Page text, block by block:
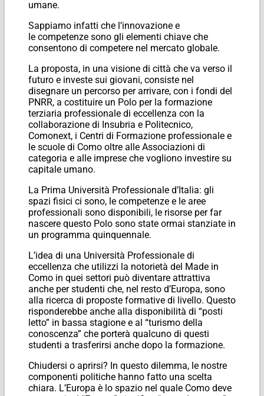
umane.
Sappiamo infatti che l’innovazione e
le competenze sono gli elementi chiave che
consentono di competere nel mercato globale.
La proposta, in una visione di città che va verso il
futuro e investe sui giovani, consiste nel
disegnare un percorso per arrivare, con i fondi del
PNRR, a costituire un Polo per la formazione
terziaria professionale di eccellenza con la
collaborazione di Insubria e Politecnico,
Comonext, i Centri di Formazione professionale e
le scuole di Como oltre alle Associazioni di
categoria e alle imprese che vogliono investire su
capitale umano.
La Prima Università Professionale d’Italia: gli
spazi fisici ci sono, le competenze e le aree
professionali sono disponibili, le risorse per far
nascere questo Polo sono state ormai stanziate in
un programma quinquennale.
L’idea di una Università Professionale di
eccellenza che utilizzi la notorietà del Made in
Como in quei settori può diventare attrattiva
anche per studenti che, nel resto d’Europa, sono
alla ricerca di proposte formative di livello. Questo
risponderebbe anche alla disponibilità di “posti
letto” in bassa stagione e al “turismo della
conoscenza” che porterà qualcuno di questi
studenti a trasferirsi anche dopo la formazione.
Chiudersi o aprirsi? In questo dilemma, le nostre
componenti politiche hanno fatto una scelta
chiara. L’Europa è lo spazio nel quale Como deve